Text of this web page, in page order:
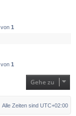
von 1
von 1
Gehe zu
Alle Zeiten sind UTC+02:00